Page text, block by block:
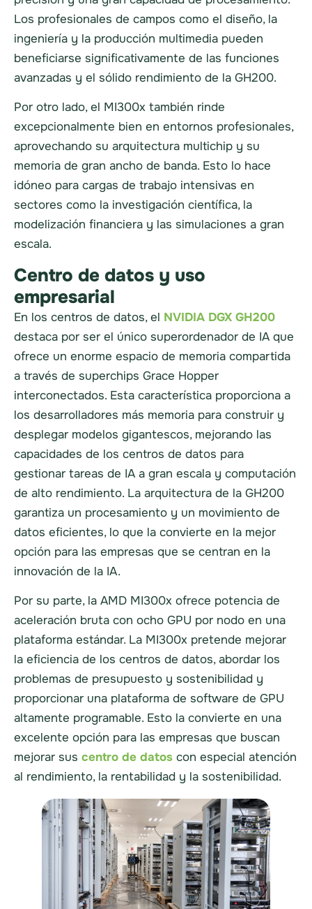
Los profesionales de campos como el diseño, la
ingeniería y la producción multimedia pueden
beneficiarse significativamente de las funciones
avanzadas y el sólido rendimiento de la GH200.
Por otro lado, el MI300x también rinde
excepcionalmente bien en entornos profesionales,
aprovechando su arquitectura multichip y su
memoria de gran ancho de banda. Esto lo hace
idóneo para cargas de trabajo intensivas en
sectores como la investigación científica, la
modelización financiera y las simulaciones a gran
escala.
Centro de datos y uso
empresarial
En los centros de datos, el NVIDIA DGX GH200
destaca por ser el único superordenador de IA que
ofrece un enorme espacio de memoria compartida
a través de superchips Grace Hopper
interconectados. Esta característica proporciona a
los desarrolladores más memoria para construir y
desplegar modelos gigantescos, mejorando las
capacidades de los centros de datos para
gestionar tareas de IA a gran escala y computación
de alto rendimiento. La arquitectura de la GH200
garantiza un procesamiento y un movimiento de
datos eficientes, lo que la convierte en la mejor
opción para las empresas que se centran en la
innovación de la IA.
Por su parte, la AMD MI300x ofrece potencia de
aceleración bruta con ocho GPU por nodo en una
plataforma estándar. La MI300x pretende mejorar
la eficiencia de los centros de datos, abordar los
problemas de presupuesto y sostenibilidad y
proporcionar una plataforma de software de GPU
altamente programable. Esto la convierte en una
excelente opción para las empresas que buscan
mejorar sus centro de datos con especial atención
al rendimiento, la rentabilidad y la sostenibilidad.